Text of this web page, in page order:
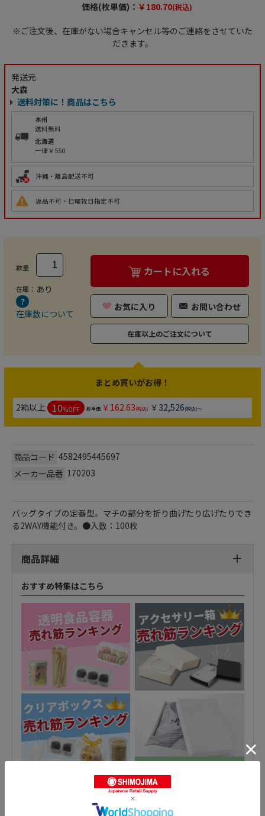
価格(枚単価)： ￥180.70(税込)
※ご注文後、在庫がない場合キャンセル等のご連絡をさせていた
だきます。
発送元
大森
送料対策に！商品はこちら
本州
送料無料
北海道
一律￥550
沖縄・離島配送不可
返品不可・日曜祝日指定不可
数量
在庫： あり
在庫数について
カートに入れる
お気に入り お問い合わせ
在庫以上のご注文について
まとめ買いがお得！
2箱以上 10%OFF 枚単価:￥162.63(税込) ￥32,526(税込)～
商品コード 4582495445697
メーカー品番 170203
バッグタイプの定番型。マチの部分を折り曲げたり広げたりでき
る2WAY機能付き。●入数：100枚
商品詳細
おすすめ特集はこちら